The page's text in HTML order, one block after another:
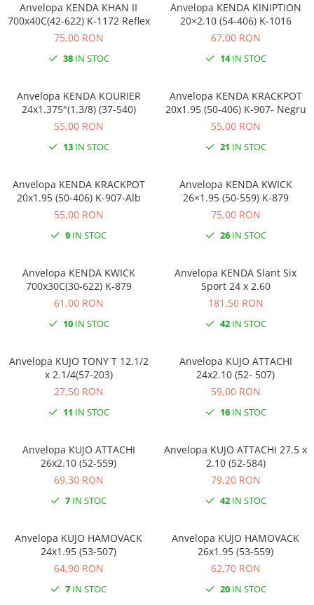
Anvelopa KENDA KHAN II
700x40C(42-622) K-1172 Reflex
75,00 RON
38IN STOC
Anvelopa KENDA KINIPTION
20×2.10 (54-406) K-1016
67,00 RON
14IN STOC
Anvelopa KENDA KOURIER
24x1.375"(1.3/8) (37-540)
55,00 RON
13IN STOC
Anvelopa KENDA KRACKPOT
20x1.95 (50-406) K-907- Negru
55,00 RON
21 IN STOC
Anvelopa KENDA KRACKPOT
20x1.95 (50-406) K-907-Alb
55,00 RON
9 IN STOC
Anvelopa KENDA KWICK
26×1.95 (50-559) K-879
75,00 RON
26IN STOC
Anvelopa KENDA KWICK
700x30C(30-622) K-879
61,00 RON
10IN STOC
Anvelopa KENDA Slant Six
Sport 24 x 2.60
181,50 RON
42IN STOC
Anvelopa KUJO TONY T 12.1/2
x 2.1/4(57-203)
27,50 RON
11 IN STOC
Anvelopa KUJO ATTACHI
24x2.10 (52- 507)
59,00 RON
16IN STOC
Anvelopa KUJO ATTACHI
26x2.10 (52-559)
69,30 RON
7 IN STOC
Anvelopa KUJO ATTACHI 27.5 x
2.10 (52-584)
79,20 RON
42IN STOC
Anvelopa KUJO HAMOVACK
24x1.95 (53-507)
64,90 RON
7 IN STOC
Anvelopa KUJO HAMOVACK
26x1.95 (53-559)
62,70 RON
20IN STOC